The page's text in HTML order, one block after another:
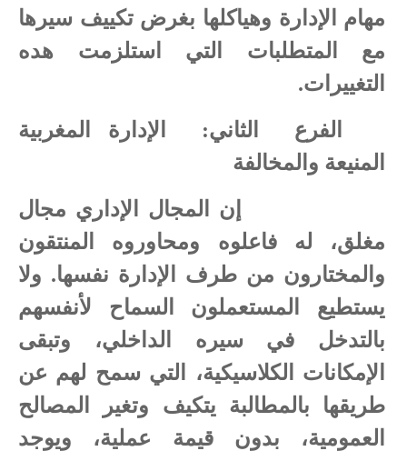
مهام الإدارة وهياكلها بغرض تكييف سيرها
مع المتطلبات التي استلزمت هده
التغييرات.
الفرع
الثاني:
الإدارة المغربية
المنيعة والمخالفة
إن المجال الإداري مجال
مغلق، له فاعلوه ومحاوروه المنتقون
والمختارون من طرف الإدارة نفسها. ولا
يستطيع المستعملون السماح لأنفسهم
بالتدخل في سيره الداخلي، وتبقى
الإمكانات الكلاسيكية، التي سمح لهم عن
طريقها بالمطالبة يتكيف وتغير المصالح
العمومية، بدون قيمة عملية، ويوجد